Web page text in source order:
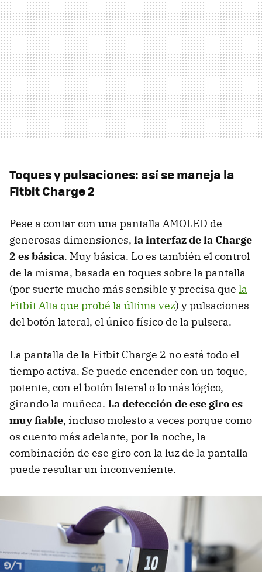
Toques y pulsaciones: así se maneja la
Fitbit Charge 2
Pese a contar con una pantalla AMOLED de
generosas dimensiones, la interfaz de la Charge
2 es básica. Muy básica. Lo es también el control
de la misma, basada en toques sobre la pantalla
(por suerte mucho más sensible y precisa que la
Fitbit Alta que probé la última vez) y pulsaciones
del botón lateral, el único físico de la pulsera.
La pantalla de la Fitbit Charge 2 no está todo el
tiempo activa. Se puede encender con un toque,
potente, con el botón lateral o lo más lógico,
girando la muñeca. La detección de ese giro es
muy fiable, incluso molesto a veces porque como
os cuento más adelante, por la noche, la
combinación de ese giro con la luz de la pantalla
puede resultar un inconveniente.